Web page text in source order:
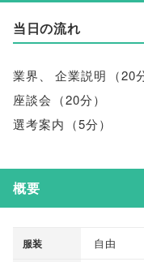
当日の流れ
業界 企業説明 （20
座談会 （20分）
選考案内 （5分）
概要
服装 自由